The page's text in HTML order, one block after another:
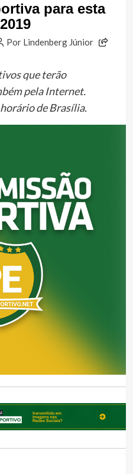
para esta
Por Lindenberg Júnior
que terão
pela Internet.
de Brasília.